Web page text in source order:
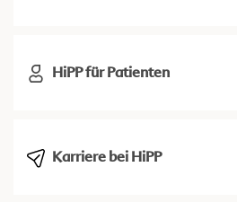
HiPP für Patienten
Karriere bei HiPP